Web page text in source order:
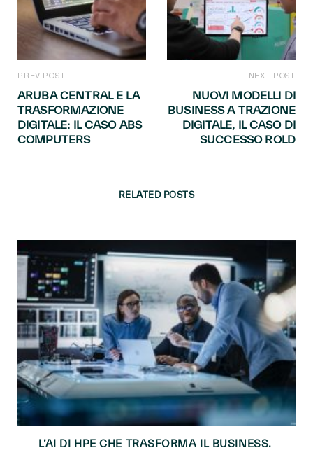
PREV POST
ARUBA CENTRAL E LA
TRASFORMAZIONE
DIGITALE: IL CASO ABS
COMPUTERS
NEXT POST
NUOVI MODELLI DI
BUSINESS A TRAZIONE
DIGITALE, IL CASO DI
SUCCESSO ROLD
RELATED POSTS
L’AI DI HPE CHE TRASFORMA IL BUSINESS.